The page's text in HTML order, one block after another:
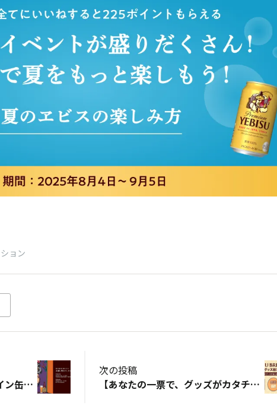
ョン
『荒木飛呂彦描き下ろしデザイン缶』第2弾 イベント実施＆グッズ発売決定！
次の投稿
【あなたの一票で、グッズがカタチに！】ヱビスのグッズ開発投票に参加しませんか？